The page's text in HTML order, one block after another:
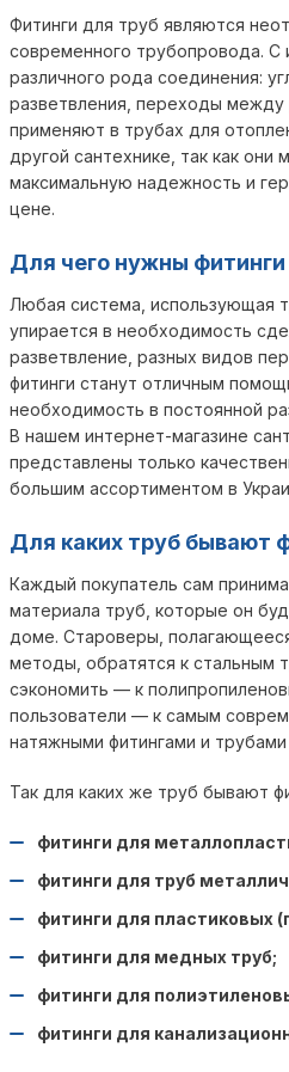
Фитинги для труб являются
современного трубопровода.
различного рода соединения:
разветвления, переходы
применяют в трубах для
другой сантехнике, так как они
максимальную надежность и
цене.
Для чего нужны фитинги
Любая система, использующая
упирается в необходимость
разветвление, разных видов
фитинги станут отличным
необходимость в постоянной
В нашем интернет-магазине
представлены только
большим ассортиментом в
Для каких труб бывают
Каждый покупатель сам
материала труб, которые он
доме. Староверы,
методы, обратятся к стальным
сэкономить — к
пользователи — к самым
натяжными фитингами и
Так для каких же труб бывают
фитинги для
фитинги для труб
фитинги для пластиковых
фитинги для медных труб;
фитинги для
фитинги для